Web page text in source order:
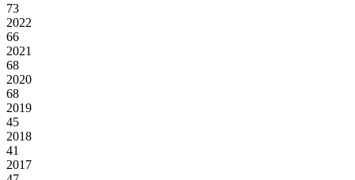
73
2022
66
2021
68
2020
68
2019
45
2018
41
2017